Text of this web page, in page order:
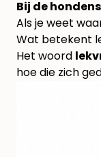
Bij de
Als je weet
Wat betekent
Het woord
hoe die zich